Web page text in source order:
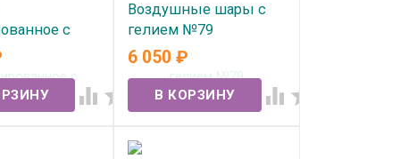
с
3D
(81см)
 
Воздушные шары с
гелием №79
В наличии
6 050₽
 